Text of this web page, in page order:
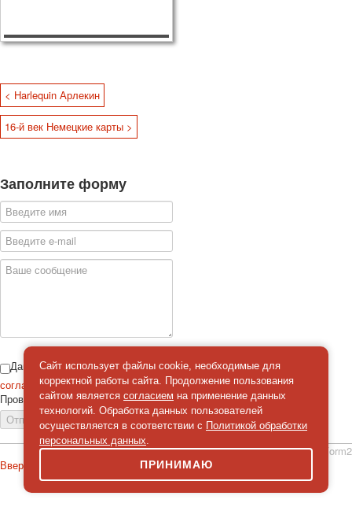
< Harlequin Арлекин
16-й век Немецкие карты >
Заполните форму
Даю
согласиена обработку персональных данных
Проверка*
Отправить сообщение
simpleForm2
Вверх
Сайт использует файлы cookie, необходимые для
корректной работы сайта. Продолжение пользования
сайтом является согласием на применение данных
технологий. Обработка данных пользователей
осуществляется в соответствии с Политикой обработки
персональных данных.
ПРИНИМАЮ